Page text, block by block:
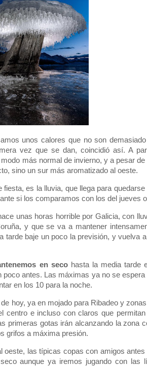
unos calores que no son
vez que se dan, coincidió así. A
más normal de invierno, y a pesar
sino un sur más aromatizado al oeste.
es la lluvia, que llega para
si los comparamos con los del jueves
unas horas horrible por Galicia, con
y que se va a mantener
tarde baje un poco la previsión, y vuelva
en secohasta la media tarde
poco antes. Las máximas ya no se espera
en los 10 para la noche.
hoy, ya en mojado para Ribadeo y
centro e incluso con claros que
primeras gotas irán alcanzando la zona
grifos a máxima presión.
oeste, las típicas copas con amigos antes
aunque ya iremos jugando con las